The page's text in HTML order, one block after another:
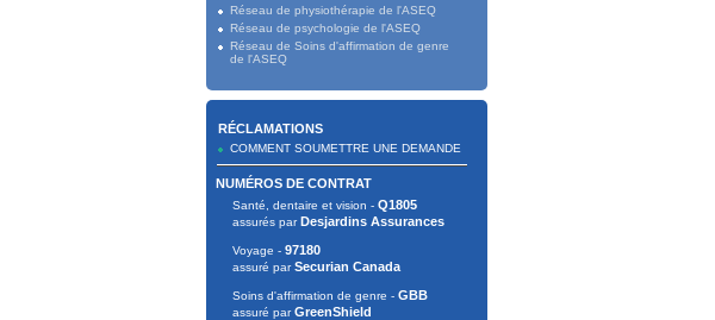
Réseau de physiothérapie de l'ASEQ
Réseau de psychologie de l'ASEQ
Réseau de Soins d'affirmation de genre
de l'ASEQ
RÉCLAMATIONS
COMMENT SOUMETTRE UNE DEMANDE
NUMÉROS DE CONTRAT
Santé, dentaire et vision - Q1805
assurés parDesjardins Assurances
Voyage - 97180
assuré parSecurian Canada
Soins d'affirmation de genre - GBB
assuré parGreenShield